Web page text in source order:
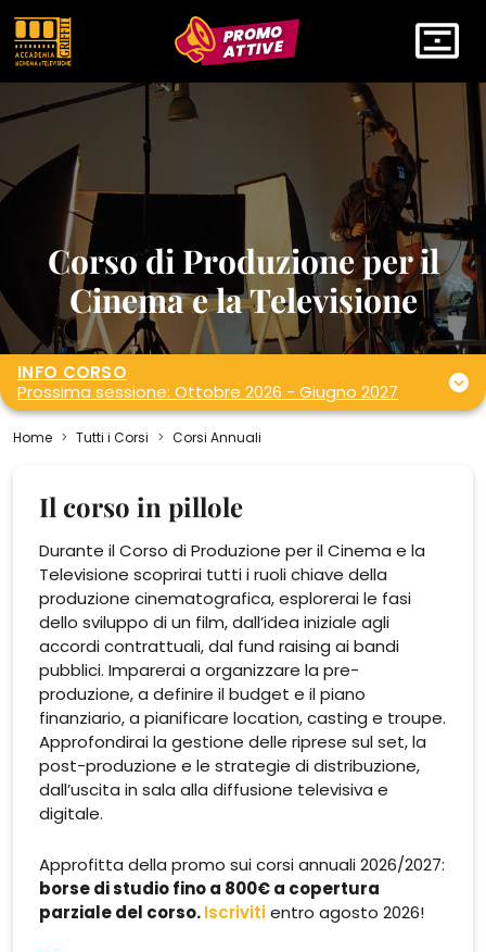
PROMO
ATTIVE
Corso di Produzione per il
Cinema e la Televisione
INFO CORSO
Prossima sessione: Ottobre 2026 - Giugno 2027
Home Tutti i Corsi Corsi Annuali
Il corso in pillole
Durante il Corso di Produzione per il Cinema e la
Televisione scoprirai tutti i ruoli chiave della
produzione cinematografica, esplorerai le fasi
dello sviluppo di un film, dall’idea iniziale agli
accordi contrattuali, dal fund raising ai bandi
pubblici. Imparerai a organizzare la pre-
produzione, a definire il budget e il piano
finanziario, a pianificare location, casting e troupe.
Approfondirai la gestione delle riprese sul set, la
post-produzione e le strategie di distribuzione,
dall’uscita in sala alla diffusione televisiva e
digitale.
Approfitta della promo sui corsi annuali 2026/2027:
borse di studio fino a 800€ a copertura
parziale del corso.Iscrivitientro agosto 2026!